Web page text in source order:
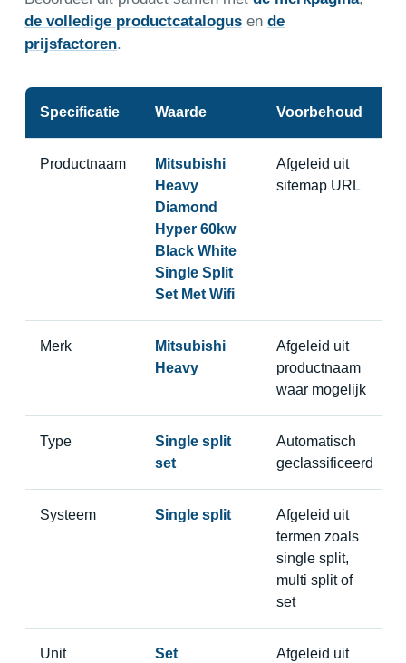
de volledige productcatalogusen de
prijsfactoren.
Specificatie Waarde Voorbehoud
Productnaam
Mitsubishi
Heavy
Diamond
Hyper 60kw
Black White
Single Split
Set Met Wifi
Afgeleid uit
sitemap URL
Merk
Mitsubishi
Heavy
Afgeleid uit
productnaam
waar mogelijk
Type
Single split
set
Automatisch
geclassificeerd
Systeem Single split
Afgeleid uit
termen zoals
single split,
multi split of
set
Unit Set
Afgeleid uit